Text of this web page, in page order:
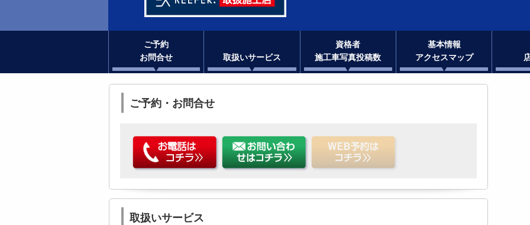
ご予約
お問合せ
取扱いサービス
資格者
施工車写真投稿数
基本情報
アクセスマップ
ご予約・お問合せ
取扱いサービス